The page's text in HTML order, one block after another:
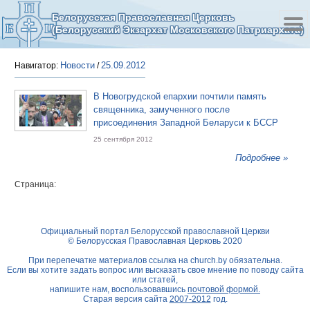
Белорусская Православная Церковь
(Белорусский Экзархат Московского Патриархата)
Навигатор: Новости /25.09.2012
В Новогрудской епархии почтили память
священника, замученного после
присоединения Западной Беларуси к БССР
25 сентября 2012
Подробнее »
Страница:
Официальный портал Белорусской православной Церкви
© Белорусская Православная Церковь 2020
При перепечатке материалов ссылка на church.byобязательна.
Если вы хотите задать вопрос или высказать свое мнение по поводу сайта
или статей,
напишите нам, воспользовавшись почтовой формой.
Старая версия сайта 2007-2012 год.